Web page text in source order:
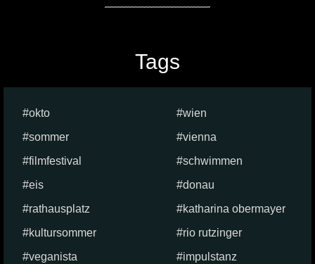
Tags
okto
wien
sommer
vienna
filmfestival
schwimmen
eis
donau
rathausplatz
katharina obermayer
kultursommer
rio rutzinger
veganista
impulstanz